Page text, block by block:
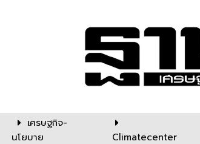
เศรษฐกิจ-
นโยบาย
Climatecenter